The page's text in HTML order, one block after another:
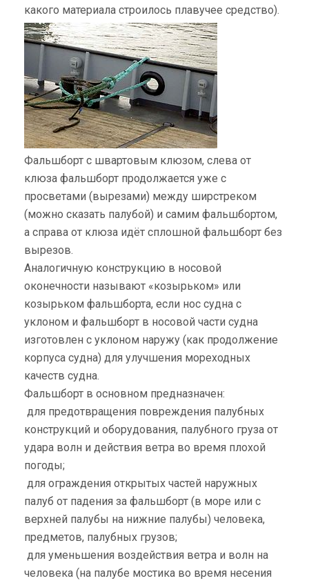
какого материала строилось плавучее средство).
Фальшборт с швартовым клюзом, слева от
клюза фальшборт продолжается уже с
просветами (вырезами) между ширстреком
(можно сказать палубой) и самим фальшбортом,
а справа от клюза идёт сплошной фальшборт без
вырезов.
Аналогичную конструкцию в носовой
оконечности называют «козырьком» или
козырьком фальшборта, если нос судна с
уклоном и фальшборт в носовой части судна
изготовлен с уклоном наружу (как продолжение
корпуса судна) для улучшения мореходных
качеств судна.
Фальшборт в основном предназначен:
для предотвращения повреждения палубных
конструкций и оборудования, палубного груза от
удара волн и действия ветра во время плохой
погоды;
для ограждения открытых частей наружных
палуб от падения за фальшборт (в море или с
верхней палубы на нижние палубы) человека,
предметов, палубных грузов;
для уменьшения воздействия ветра и волн на
человека (на палубе мостика во время несения